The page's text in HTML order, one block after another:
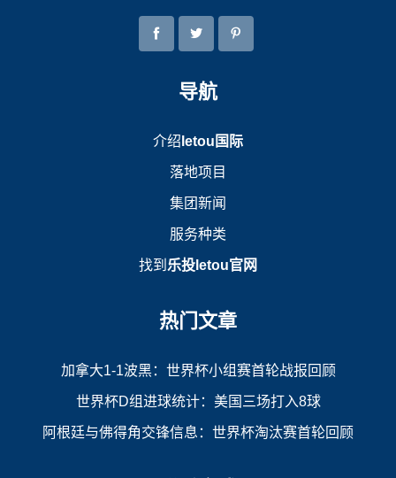
导航
介绍 letou国际
落地项目
集团新闻
服务种类
找到 乐投letou官网
热门文章
加拿大1-1波黑：世界杯小组赛首轮战报回顾
世界杯D组进球统计：美国三场打入8球
阿根廷与佛得角交锋信息：世界杯淘汰赛首轮回顾